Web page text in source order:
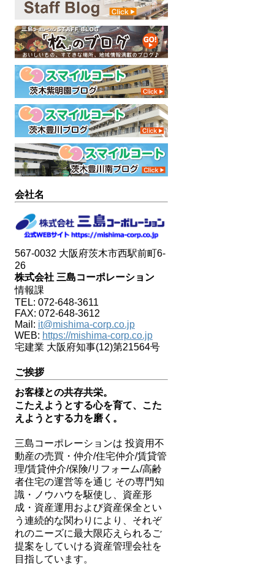
会社名
567-0032 大阪府茨木市西駅前町6-
26
株式会社 三島コーポレーション
情報課
TEL: 072-648-3611
FAX: 072-648-3612
Mail: it@mishima-corp.co.jp
WEB: https://mishima-corp.co.jp
宅建業 大阪府知事(12)第21564号
ご挨拶
お客様との共存共栄。
こたえようとする心を育て、こた
えようとする力を磨く。
三島コーポレーションは 投資用不
動産の売買・仲介/住宅仲介/賃貸管
理/賃貸仲介/保険/リフォーム/高齢
者住宅の運営等を通じ その専門知
識・ノウハウを駆使し、資産形
成・資産運用および資産保全とい
う連続的な関わりにより、それぞ
れのニーズに最大限応えられるご
提案をしていける資産管理会社を
目指しています。